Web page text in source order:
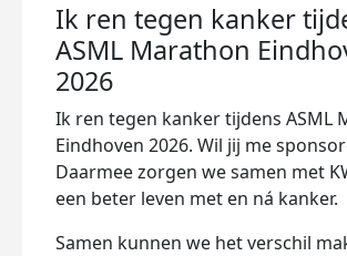
Ik ren tegen kanker
ASML Marathon
2026
Ik ren tegen kanker tijdens ASML
Eindhoven 2026. Wil jij me
Daarmee zorgen we samen met
een beter leven met en ná kanker.
Samen kunnen we het verschil